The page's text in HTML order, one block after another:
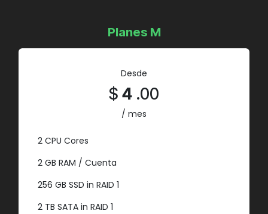
Planes M
Desde
$ 4 .00
/ mes
2 CPU Cores
2 GB RAM / Cuenta
256 GB SSD in RAID 1
2 TB SATA in RAID 1